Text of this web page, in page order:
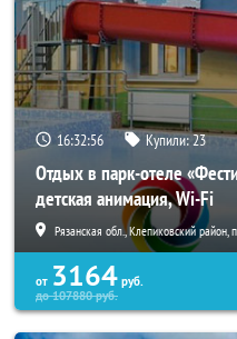
16:32:55 Купили:23
Отдых в парк-отеле
детская анимация, Wi-Fi
Рязанская обл., Клепиковский район,
от 3164 руб.
до107880руб.